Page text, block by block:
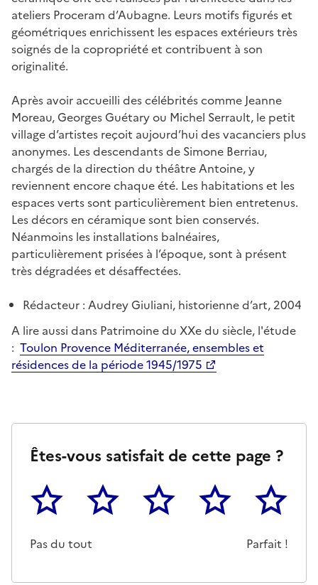
ateliers Proceram d’Aubagne. Leurs motifs figurés et
géométriques enrichissent les espaces extérieurs très
soignés de la copropriété et contribuent à son
originalité.
Après avoir accueilli des célébrités comme Jeanne
Moreau, Georges Guétary ou Michel Serrault, le petit
village d’artistes reçoit aujourd’hui des vacanciers plus
anonymes. Les descendants de Simone Berriau,
chargés de la direction du théâtre Antoine, y
reviennent encore chaque été. Les habitations et les
espaces verts sont particulièrement bien entretenus.
Les décors en céramique sont bien conservés.
Néanmoins les installations balnéaires,
particulièrement prisées à l’époque, sont à présent
très dégradées et désaffectées.
Rédacteur : Audrey Giuliani, historienne d’art, 2004
A lire aussi dans Patrimoine du XXe du siècle, l'étude
: Toulon Provence Méditerranée, ensembles et
résidences de la période 1945/1975
Êtes-vous satisfait de cette page ?
1
Pas du tout
2 3 4 5
Parfait !